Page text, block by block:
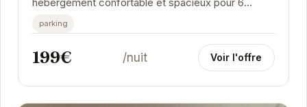
personnes. Située à proximité des pistes de ski,
elle offre...
parking
199€ /nuit Voir l'offre